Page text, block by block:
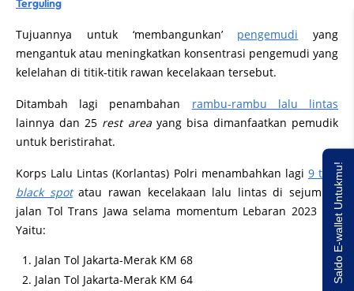
Terguling
Tujuannya untuk ‘membangunkan’ pengemudi yang
mengantuk atau meningkatkan konsentrasi pengemudi yang
kelelahan di titik-titik rawan kecelakaan tersebut.
Ditambah lagi penambahan rambu-rambu lalu lintas
lainnya dan 25 rest area yang bisa dimanfaatkan pemudik
untuk beristirahat.
Korps Lalu Lintas (Korlantas) Polri menambahkan lagi 9 titik
black spotatau rawan kecelakaan lalu lintas di sejumlah
jalan Tol Trans Jawa selama momentum Lebaran 2023 ini.
Yaitu:
Jalan Tol Jakarta-Merak KM 68
Jalan Tol Jakarta-Merak KM 64
Saldo E-wallet Untukmu!